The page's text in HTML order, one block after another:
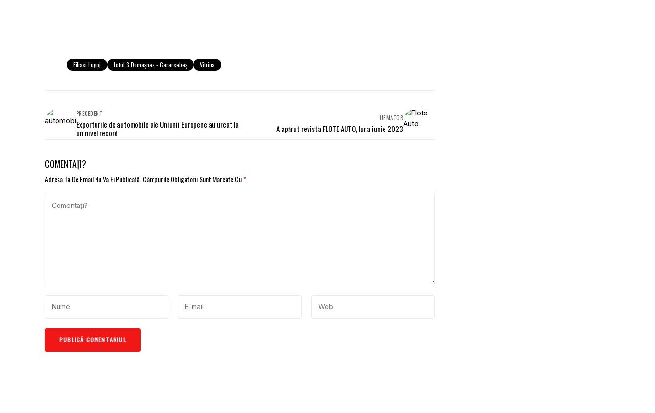
Filiasi Lugoj Lotul 3 Domașnea - Caransebeș Vitrina
PRECEDENT
Exporturile de automobile ale Uniunii Europene au urcat la
un nivel record
URMĂTOR
A apărut revista FLOTE AUTO, luna iunie 2023
COMENTAȚI?
Adresa Ta De Email Nu Va Fi Publicată. Câmpurile Obligatorii Sunt Marcate Cu*